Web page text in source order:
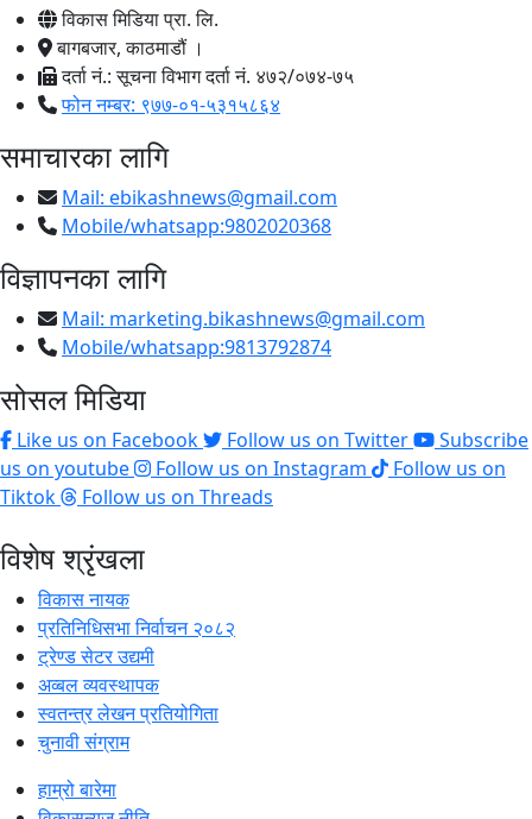
विकास मिडिया प्रा. लि.
बागबजार, काठमाडौं ।
दर्ता नं.: सूचना विभाग दर्ता नं. ४७२/०७४-७५
फोन नम्बर: ९७७-०१-५३१५८६४
समाचारका लागि
Mail: ebikashnews@gmail.com
Mobile/whatsapp:9802020368
विज्ञापनका लागि
Mail: marketing.bikashnews@gmail.com
Mobile/whatsapp:9813792874
सोसल मिडिया
Like us on Facebook Follow us on Twitter
Subscribe
us on youtube
Follow us on Instagram
Follow us on
Tiktok
Follow us on Threads
विशेष श्रृंखला
विकास नायक
प्रतिनिधिसभा निर्वाचन २०८२
ट्रेण्ड सेटर उद्यमी
अव्बल व्यवस्थापक
स्वतन्त्र लेखन प्रतियोगिता
चुनावी संग्राम
हाम्रो बारेमा